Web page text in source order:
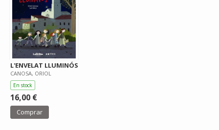
L'ENVELAT LLUMINÓS
CANOSA, ORIOL
En stock
16,00 €
Comprar